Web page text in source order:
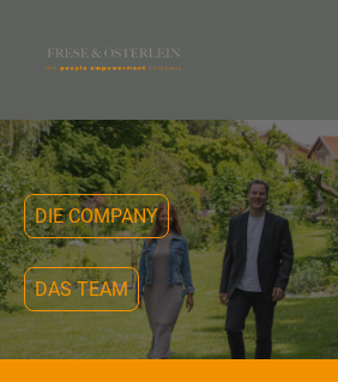
DIE COMPANY
DAS TEAM